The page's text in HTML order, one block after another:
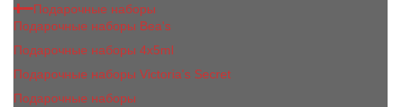
Подарочные наборы
Подарочные наборы Bea's
Подарочные наборы 4х5ml
Подарочные наборы Victoria's Secret
Подарочные наборы